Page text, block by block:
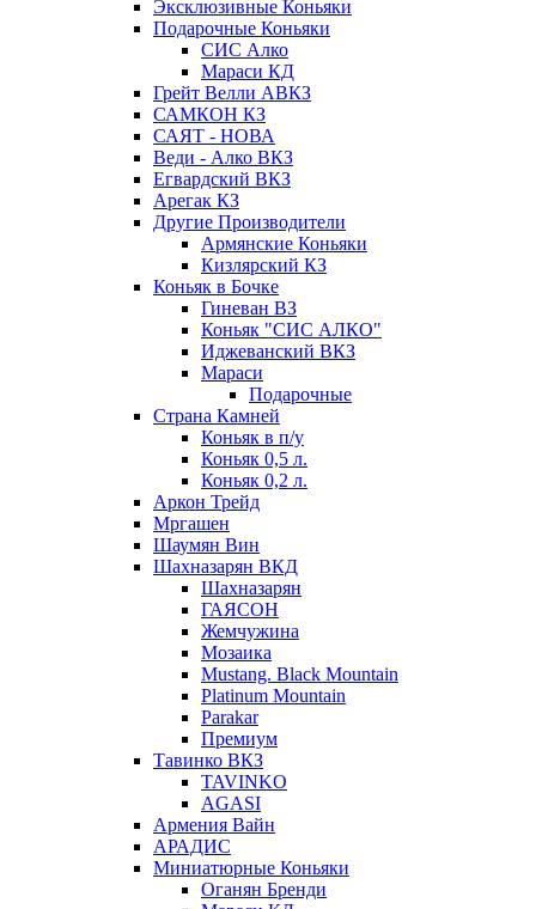
Эксклюзивные Коньяки
Подарочные Коньяки
СИС Алко
Мараси КД
Грейт Велли АВКЗ
САМКОН КЗ
САЯТ - НОВА
Веди - Алко ВКЗ
Егвардский ВКЗ
Арегак КЗ
Другие Производители
Армянские Коньяки
Кизлярский КЗ
Коньяк в Бочке
Гиневан ВЗ
Коньяк "СИС АЛКО"
Иджеванский ВКЗ
Мараси
Подарочные
Страна Камней
Коньяк в п/у
Коньяк 0,5 л.
Коньяк 0,2 л.
Аркон Трейд
Мргашен
Шаумян Вин
Шахназарян ВКД
Шахназарян
ГАЯСОН
Жемчужина
Мозаика
Mustang. Black Mountain
Platinum Mountain
Parakar
Премиум
Тавинко ВКЗ
TAVINKO
AGASI
Армения Вайн
АРАДИС
Миниатюрные Коньяки
Оганян Бренди